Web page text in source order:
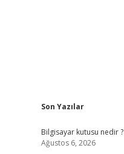
Sidebar
Son Yazılar
Bilgisayar kutusu nedir ?
Ağustos 6, 2026